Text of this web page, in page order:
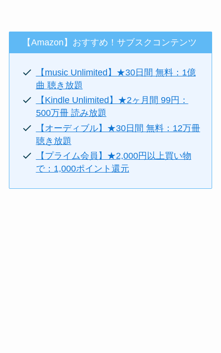
【Amazon】おすすめ！サブスクコンテンツ
【music Unlimited】★30日間 無料：1億
曲 聴き放題
【Kindle Unlimited】★2ヶ月間 99円：
500万冊 読み放題
【オーディブル】★30日間 無料：12万冊
聴き放題
【プライム会員】★2,000円以上買い物
で：1,000ポイント還元